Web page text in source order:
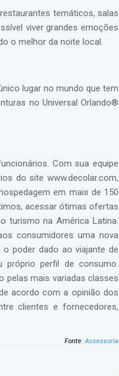
temáticos, salas
viver grandes emoções
o melhor da noite local.
lugar no mundo que tem
no Universal Orlando®
Com sua equipe
do site www.decolar.com,
em mais de 150
acessar ótimas ofertas
turismo na América Latina.
consumidores uma nova
poder dado ao viajante de
perfil de consumo.
pelas mais variadas classes
acordo com a opinião dos
clientes e fornecedores,
Fonte:Assessoria